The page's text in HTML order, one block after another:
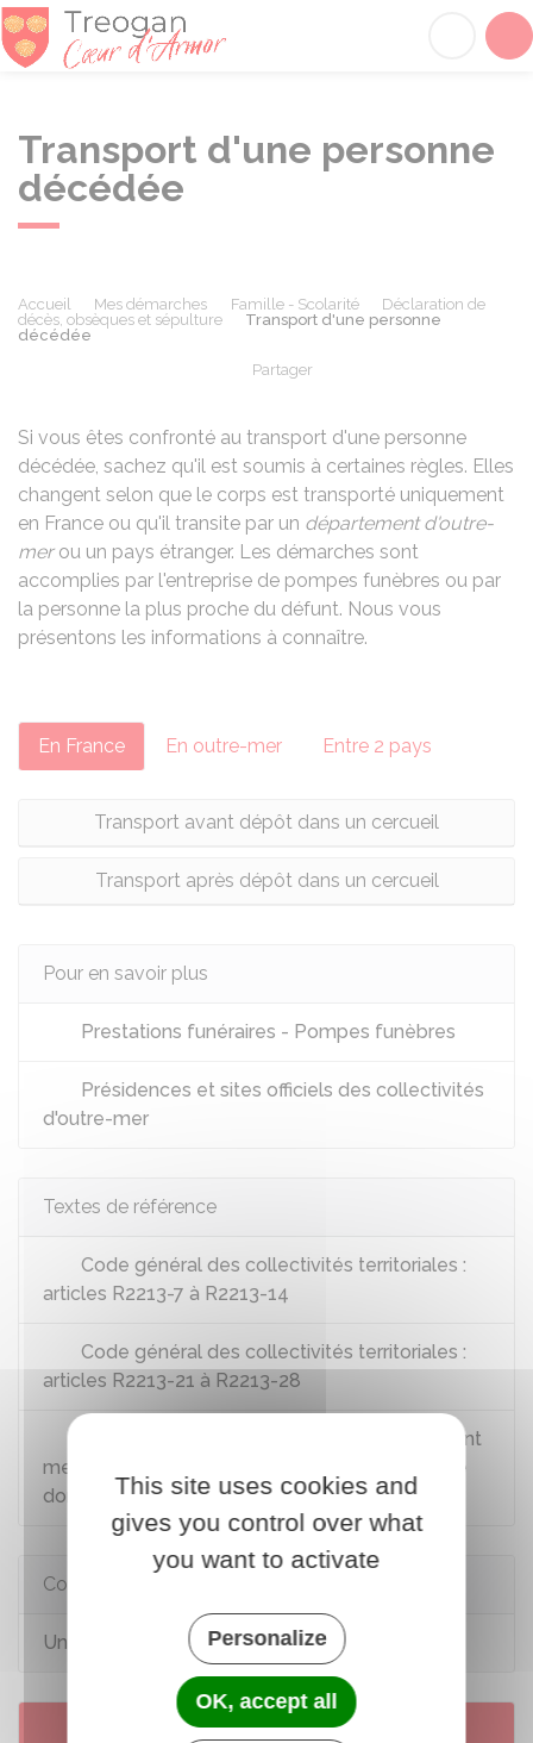
Transport d'une personne
décédée
Accueil Mes démarches Famille - Scolarité
Déclaration de
décès, obsèques et sépulture
Transport d'une personne
décédée
Partager
Si vous êtes confronté au transport d'une personne
décédée, sachez qu'il est soumis à certaines règles. Elles
changent selon que le corps est transporté uniquement
en France ou qu'il transite par un département d'outre-
merou un pays étranger. Les démarches sont
accomplies par l'entreprise de pompes funèbres ou par
la personne la plus proche du défunt. Nous vous
présentons les informations à connaître.
En France En outre-mer Entre 2 pays
Transport avant dépôt dans un cercueil
Transport après dépôt dans un cercueil
Pour en savoir plus
Prestations funéraires - Pompes funèbres
Présidences et sites officiels des collectivités
d'outre-mer
Textes de référence
Code général des collectivités territoriales :
articles R2213-7 à R2213-14
Code général des collectivités territoriales :
articles R2213-21 à R2213-28
Décret n° 2024-790 du 10 juillet 2024 portant
mesures de simplification administrative dans le
domaine funéraire
Comment faire si...
Un proche est décédé
Services en ligne et formulaires
This site uses cookies and
gives you control over what
you want to activate
Personalize
OK, accept all